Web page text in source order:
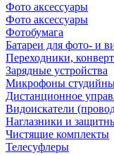
Фото аксессуары
Фото аксессуары
Фотобумага
Батареи для фото- и
Переходники,
Зарядные устройства
Микрофоны
Дистанционное
Видоискатели
Наглазники и
Чистящие комплекты
Телесуфлеры